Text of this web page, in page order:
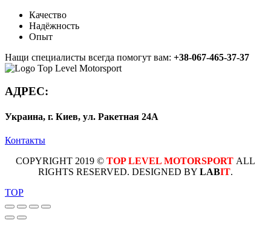
Качество
Надёжность
Опыт
Нащи специалисты всегда помогут вам: +38-067-465-37-37
АДРЕС:
Украина, г. Киев, ул. Ракетная 24А
Контакты
COPYRIGHT 2019 © TOP LEVEL MOTORSPORT ALL
RIGHTS RESERVED. DESIGNED BY LABIT.
TOP